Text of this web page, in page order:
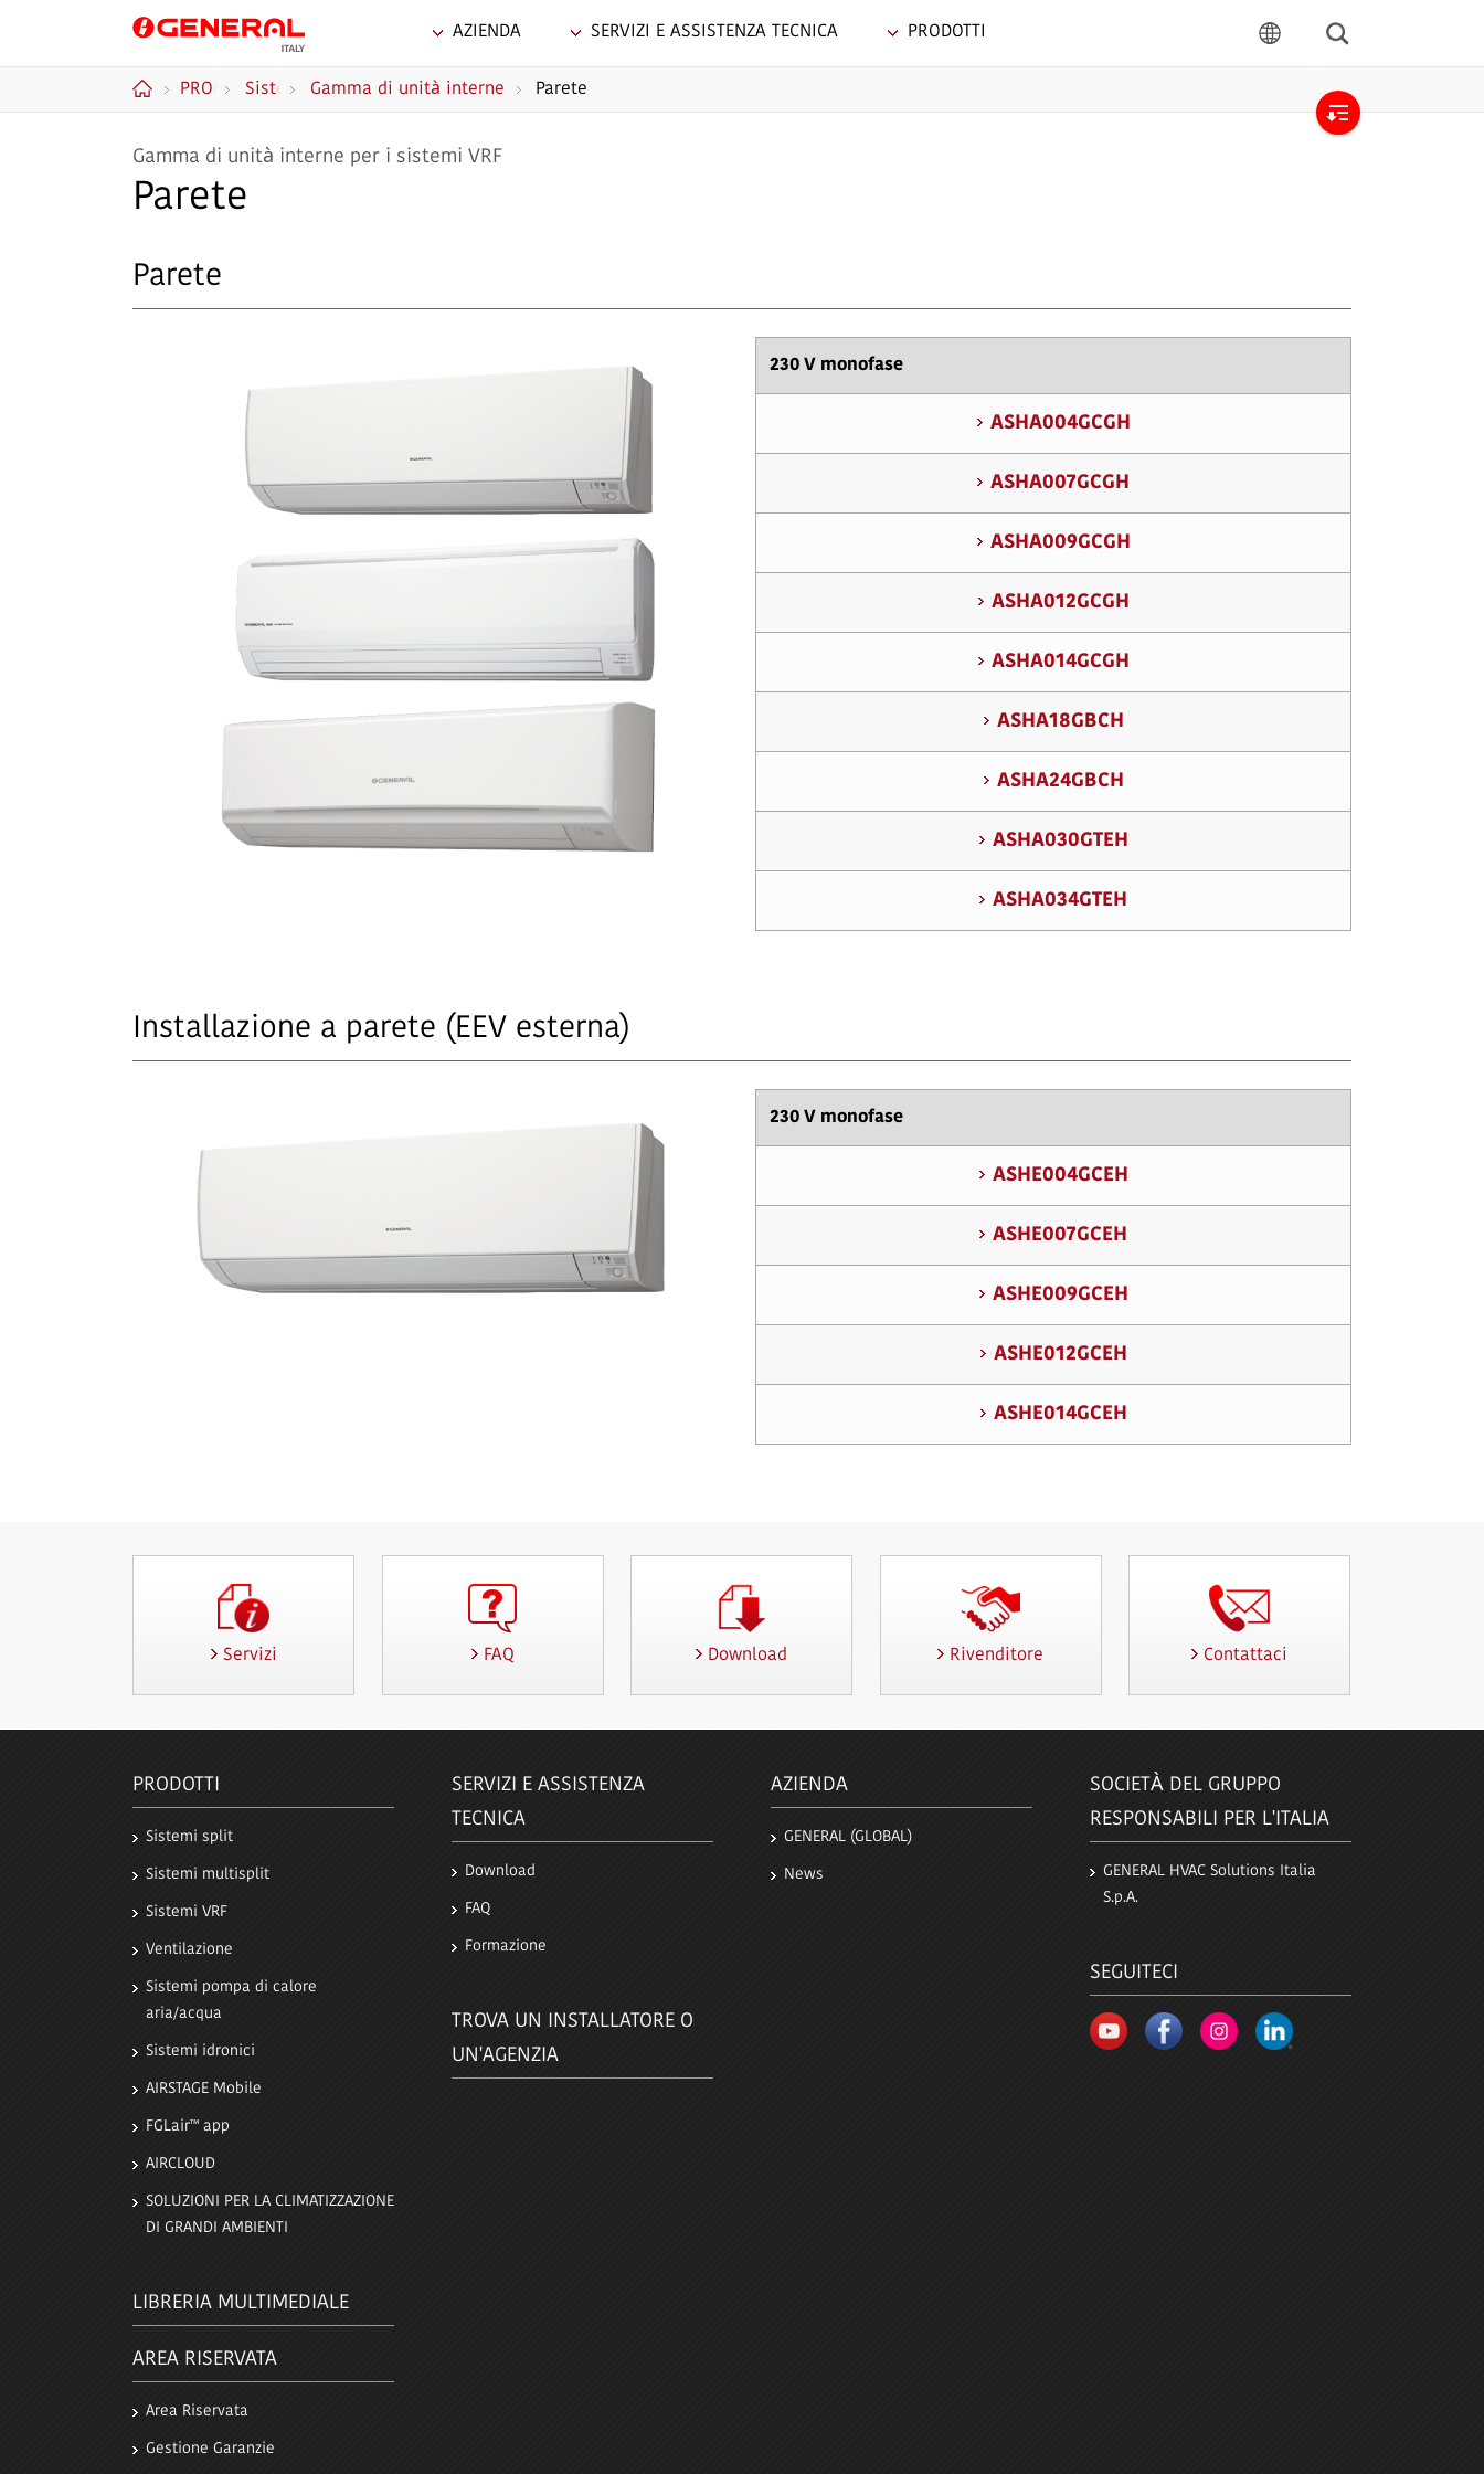
GENERAL Italia
AZIENDA SERVIZI E ASSISTENZA TECNICA
PRODOTTI
PRODOTTISistemi Gamma di unità interne Parete
Gamma di unità interne per i sistemi VRF
Parete
Parete
230 V monofase
ASHA004GCGH
ASHA007GCGH
ASHA009GCGH
ASHA012GCGH
ASHA014GCGH
ASHA18GBCH
ASHA24GBCH
ASHA030GTEH
ASHA034GTEH
Installazione a parete (EEV esterna)
230 V monofase
ASHE004GCEH
ASHE007GCEH
ASHE009GCEH
ASHE012GCEH
ASHE014GCEH
Servizi FAQ Download Rivenditore Contattaci
PRODOTTI
Sistemi split
Sistemi multisplit
Sistemi VRF
Ventilazione
Sistemi pompa di calore
aria/acqua
Sistemi idronici
AIRSTAGE Mobile
FGLair™ app
AIRCLOUD
SOLUZIONI PER LA CLIMATIZZAZIONE
DI GRANDI AMBIENTI
LIBRERIA MULTIMEDIALE
AREA RISERVATA
Area Riservata
Gestione Garanzie
SERVIZI E ASSISTENZA
TECNICA
Download
FAQ
Formazione
TROVA UN INSTALLATORE O
UN'AGENZIA
AZIENDA
GENERAL (GLOBAL)
News
SOCIETÀ DEL GRUPPO
RESPONSABILI PER L'ITALIA
GENERAL HVAC Solutions Italia
S.p.A.
SEGUITECI